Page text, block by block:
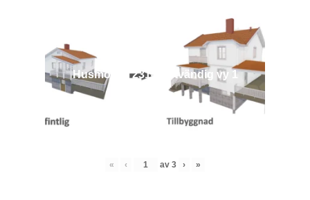
Husmodell 2314 - Utvändig vy 1
« ‹ av 3 › »